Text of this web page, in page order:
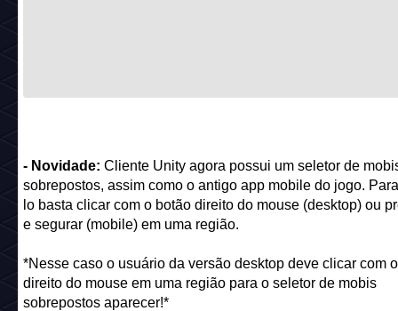
- Novidade: Cliente Unity agora possui um seletor de
sobrepostos, assim como o antigo app mobile do jogo.
lo basta clicar com o botão direito do mouse (desktop) ou
e segurar (mobile) em uma região.
*Nesse caso o usuário da versão desktop deve clicar com
direito do mouse em uma região para o seletor de mobis
sobrepostos aparecer!*